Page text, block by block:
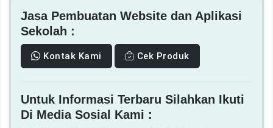
Jasa Pembuatan Website dan Aplikasi
Sekolah :
Kontak Kami Cek Produk
Untuk Informasi Terbaru Silahkan Ikuti
Di Media Sosial Kami :